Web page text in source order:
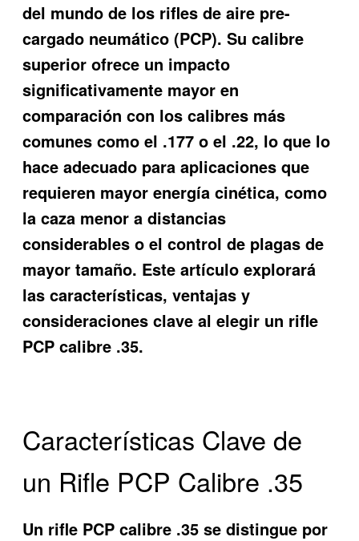
del mundo de los rifles de aire pre-
cargado neumático (PCP). Su calibre
superior ofrece un impacto
significativamente mayor en
comparación con los calibres más
comunes como el .177 o el .22, lo que lo
hace adecuado para aplicaciones que
requieren mayor energía cinética, como
la caza menor a distancias
considerables o el control de plagas de
mayor tamaño. Este artículo explorará
las características, ventajas y
consideraciones clave al elegir un rifle
PCP calibre .35.
Características Clave de
un Rifle PCP Calibre .35
Un rifle PCP calibre .35 se distingue por